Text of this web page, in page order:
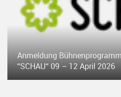
Anmeldung
“SCHAU“ 09 – 12 April 2026